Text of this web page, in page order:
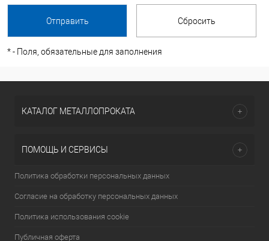
*- Поля, обязательные для заполнения
КАТАЛОГ МЕТАЛЛОПРОКАТА
ПОМОЩЬ И СЕРВИСЫ
Политика обработки персональных данных
Согласие на обработку персональных данных
Политика использования cookie
Публичная оферта